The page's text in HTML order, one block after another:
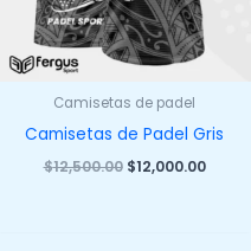
Camisetas de padel
Camisetas de Padel Gris
$12,500.00 El
$12,000.00El